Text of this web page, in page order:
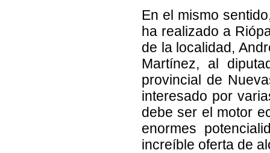
En el mismo
ha realizado a
de la localidad,
Martínez, al
provincial de
interesado por
debe ser el motor
enormes
increíble oferta de